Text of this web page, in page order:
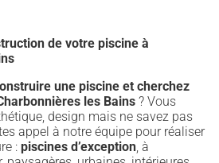
de votre piscine à
une piscine et cherchez
les Bains ? Vous
design mais ne savez pas
appel à notre équipe pour réaliser
: piscines d’exception, à